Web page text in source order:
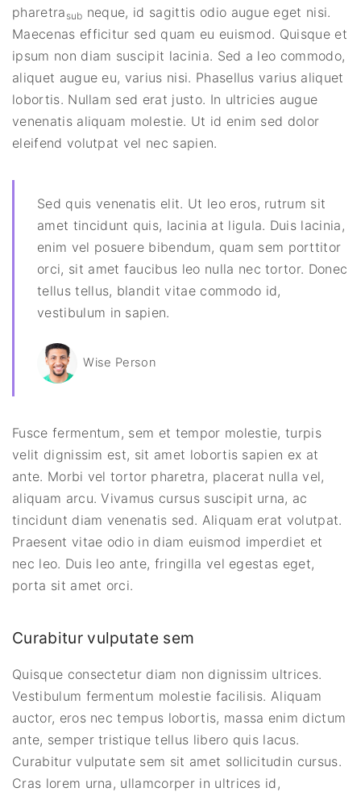
pharetra sub neque, id sagittis odio augue eget nisi.
Maecenas efficitur sed quam eu euismod. Quisque et
ipsum non diam suscipit lacinia. Sed a leo commodo,
aliquet augue eu, varius nisi. Phasellus varius aliquet
lobortis. Nullam sed erat justo. In ultricies augue
venenatis aliquam molestie. Ut id enim sed dolor
eleifend volutpat vel nec sapien.
Sed quis venenatis elit. Ut leo eros, rutrum sit
amet tincidunt quis, lacinia at ligula. Duis lacinia,
enim vel posuere bibendum, quam sem porttitor
orci, sit amet faucibus leo nulla nec tortor. Donec
tellus tellus, blandit vitae commodo id,
vestibulum in sapien.
Wise Person
Fusce fermentum, sem et tempor molestie, turpis
velit dignissim est, sit amet lobortis sapien ex at
ante. Morbi vel tortor pharetra, placerat nulla vel,
aliquam arcu. Vivamus cursus suscipit urna, ac
tincidunt diam venenatis sed. Aliquam erat volutpat.
Praesent vitae odio in diam euismod imperdiet et
nec leo. Duis leo ante, fringilla vel egestas eget,
porta sit amet orci.
Curabitur vulputate sem
Quisque consectetur diam non dignissim ultrices.
Vestibulum fermentum molestie facilisis. Aliquam
auctor, eros nec tempus lobortis, massa enim dictum
ante, semper tristique tellus libero quis lacus.
Curabitur vulputate sem sit amet sollicitudin cursus.
Cras lorem urna, ullamcorper in ultrices id,